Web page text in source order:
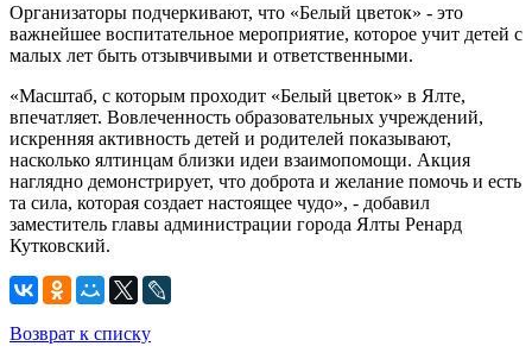
Организаторы подчеркивают, что «Белый цветок» - это
важнейшее воспитательное мероприятие, которое учит детей с
малых лет быть отзывчивыми и ответственными.
«Масштаб, с которым проходит «Белый цветок» в Ялте,
впечатляет. Вовлеченность образовательных учреждений,
искренняя активность детей и родителей показывают,
насколько ялтинцам близки идеи взаимопомощи. Акция
наглядно демонстрирует, что доброта и желание помочь и есть
та сила, которая создает настоящее чудо», - добавил
заместитель главы администрации города Ялты Ренард
Кутковский.
Возврат к списку